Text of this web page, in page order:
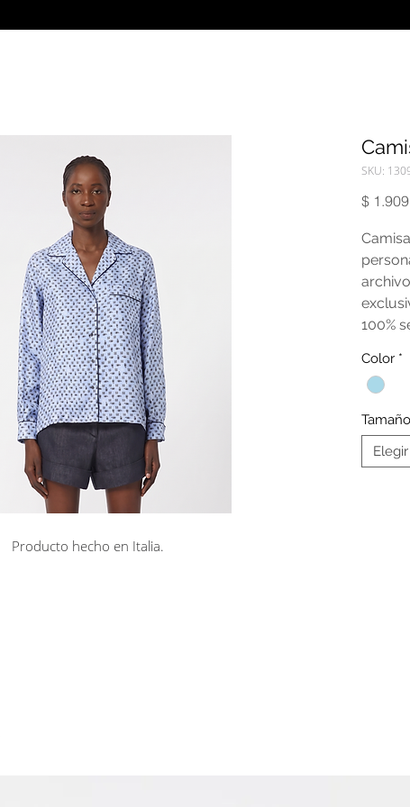
SKU:
$
100%
Color *
Tamaño
Elegir
Producto hecho en Italia.